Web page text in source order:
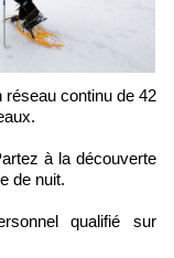
réseau continu de 42
à la découverte
de nuit.
qualifié sur